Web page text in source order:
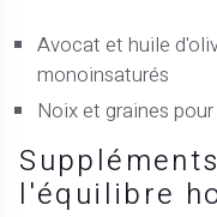
Avocat et huile
monoinsaturés
Noix et graines
l'équilibre